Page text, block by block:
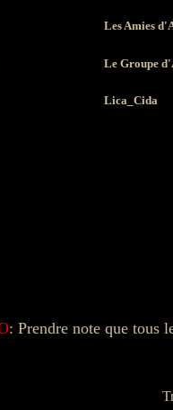
Les Amies
Le Groupe
Lica_Cida
: Prendre note que tous